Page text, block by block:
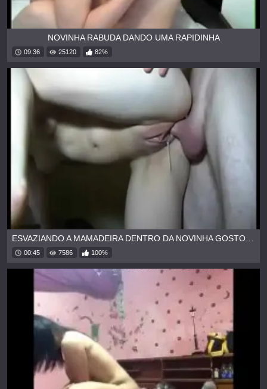
NOVINHA RABUDA DANDO UMA RAPIDINHA
09:36 25120 82%
00:45 7586 100%